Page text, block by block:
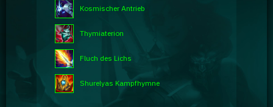
Kosmischer Antrieb
Thymiaterion
Fluch des Lichs
Shurelyas Kampfhymne